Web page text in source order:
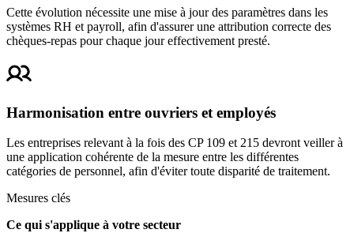
Cette évolution nécessite une mise à jour des paramètres dans les
systèmes RH et payroll, afin d'assurer une attribution correcte des
chèques-repas pour chaque jour effectivement presté.
Harmonisation entre ouvriers et employés
Les entreprises relevant à la fois des CP 109 et 215 devront veiller à
une application cohérente de la mesure entre les différentes
catégories de personnel, afin d'éviter toute disparité de traitement.
Mesures clés
Ce qui s'applique à votre secteur